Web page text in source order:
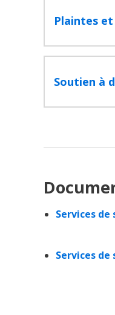
Plaintes
Soutien à
Services
Services de